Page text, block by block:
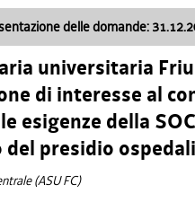
delle domande:
universitaria
di interesse al
esigenze della
del presidio
(ASU FC)